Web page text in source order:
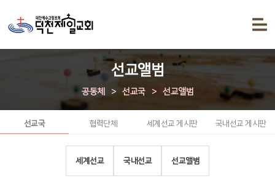
선교앨범
공동체 > 선교국 > 선교앨범
선교국 협력단체 세계선교 게시판 국내선교 게시판
세계선교 국내선교 선교앨범